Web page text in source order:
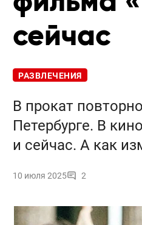
сейчас
РАЗВЛЕЧЕНИЯ
В прокат
Петербурге. В
и сейчас. А как
10 июля 2025 2